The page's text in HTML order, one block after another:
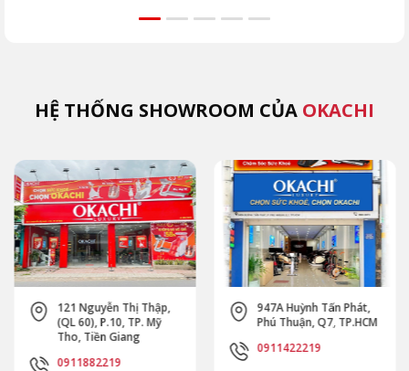
HỆ THỐNG SHOWROOM CỦA OKACHI
121 Nguyễn Thị Thập,
(QL 60), P.10, TP. Mỹ
Tho, Tiền Giang
0911882219
947A Huỳnh Tấn Phát,
Phú Thuận, Q7, TP.HCM
0911422219